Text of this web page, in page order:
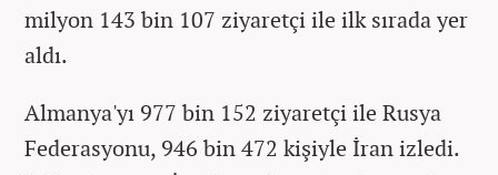
milyon 143 bin 107 ziyaretçi ile ilk sırada yer
aldı.
Almanya'yı 977 bin 152 ziyaretçi ile Rusya
Federasyonu, 946 bin 472 kişiyle İran izledi.